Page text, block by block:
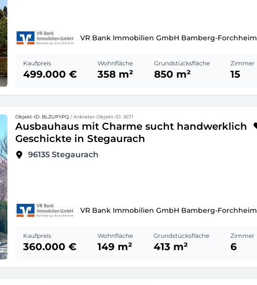
VR Bank Immobilien GmbH Bamberg-Forchheim
Kaufpreis
499.000 €
Wohnfläche
358 m²
Grundstücksfläche
850 m²
Zimmer
15
Objekt-ID: BLZUPYPQ / Anbieter-Objekt-ID: 2671
Ausbauhaus mit Charme sucht handwerklich
Geschickte in Stegaurach
96135 Stegaurach
VR Bank Immobilien GmbH Bamberg-Forchheim
Kaufpreis
360.000 €
Wohnfläche
149 m²
Grundstücksfläche
413 m²
Zimmer
6